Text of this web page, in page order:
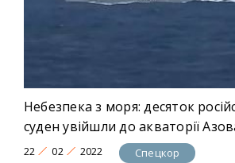
Небезпека з моря: десяток
суден увійшли до акваторії
22 02 2022 Спецкор